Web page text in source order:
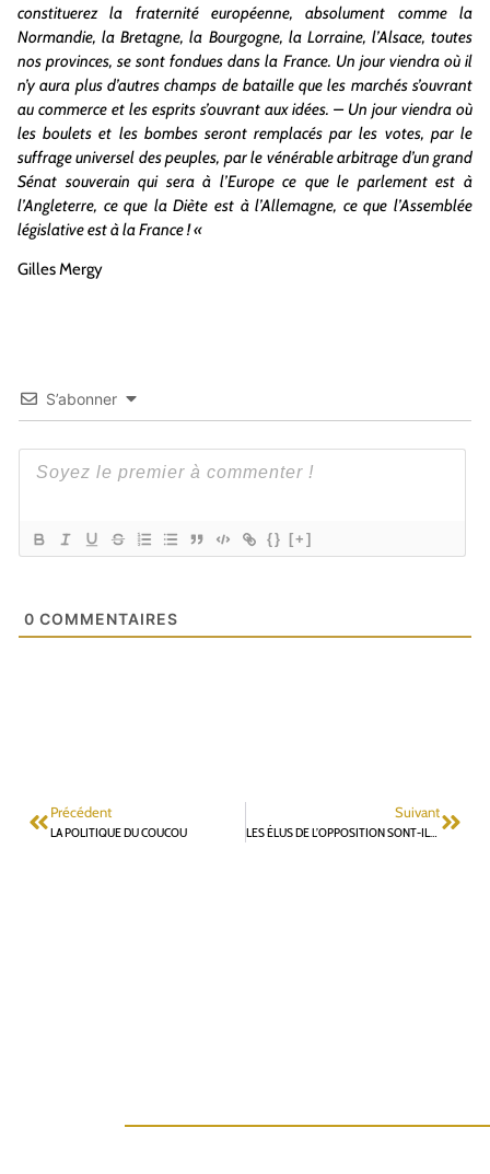
constituerez la fraternité européenne, absolument comme la
Normandie, la Bretagne, la Bourgogne, la Lorraine, l’Alsace, toutes
nos provinces, se sont fondues dans la France. Un jour viendra où il
n’y aura plus d’autres champs de bataille que les marchés s’ouvrant
au commerce et les esprits s’ouvrant aux idées. – Un jour viendra où
les boulets et les bombes seront remplacés par les votes, par le
suffrage universel des peuples, par le vénérable arbitrage d’un grand
Sénat souverain qui sera à l’Europe ce que le parlement est à
l’Angleterre, ce que la Diète est à l’Allemagne, ce que l’Assemblée
législative est à la France ! «
Gilles Mergy
S’abonner
{} [+]
0 COMMENTAIRES
Précédent
LA POLITIQUE DU COUCOU
Suivant